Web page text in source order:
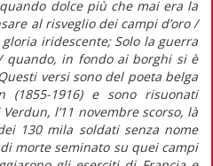
dolce più che mai era la
al risveglio dei campi d’oro /
iridescente; Solo la guerra
quando, in fondo ai borghi si è
versi sono del poeta belga
(1855-1916) e sono risuonati
l’11 novembre scorso, là
130 mila soldati senza nome
morte seminato su quei campi